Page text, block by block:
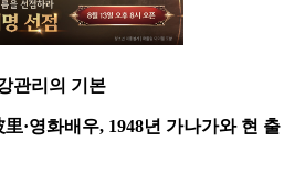
관리의 기본
·영화배우, 1948년 가나가와 현 출